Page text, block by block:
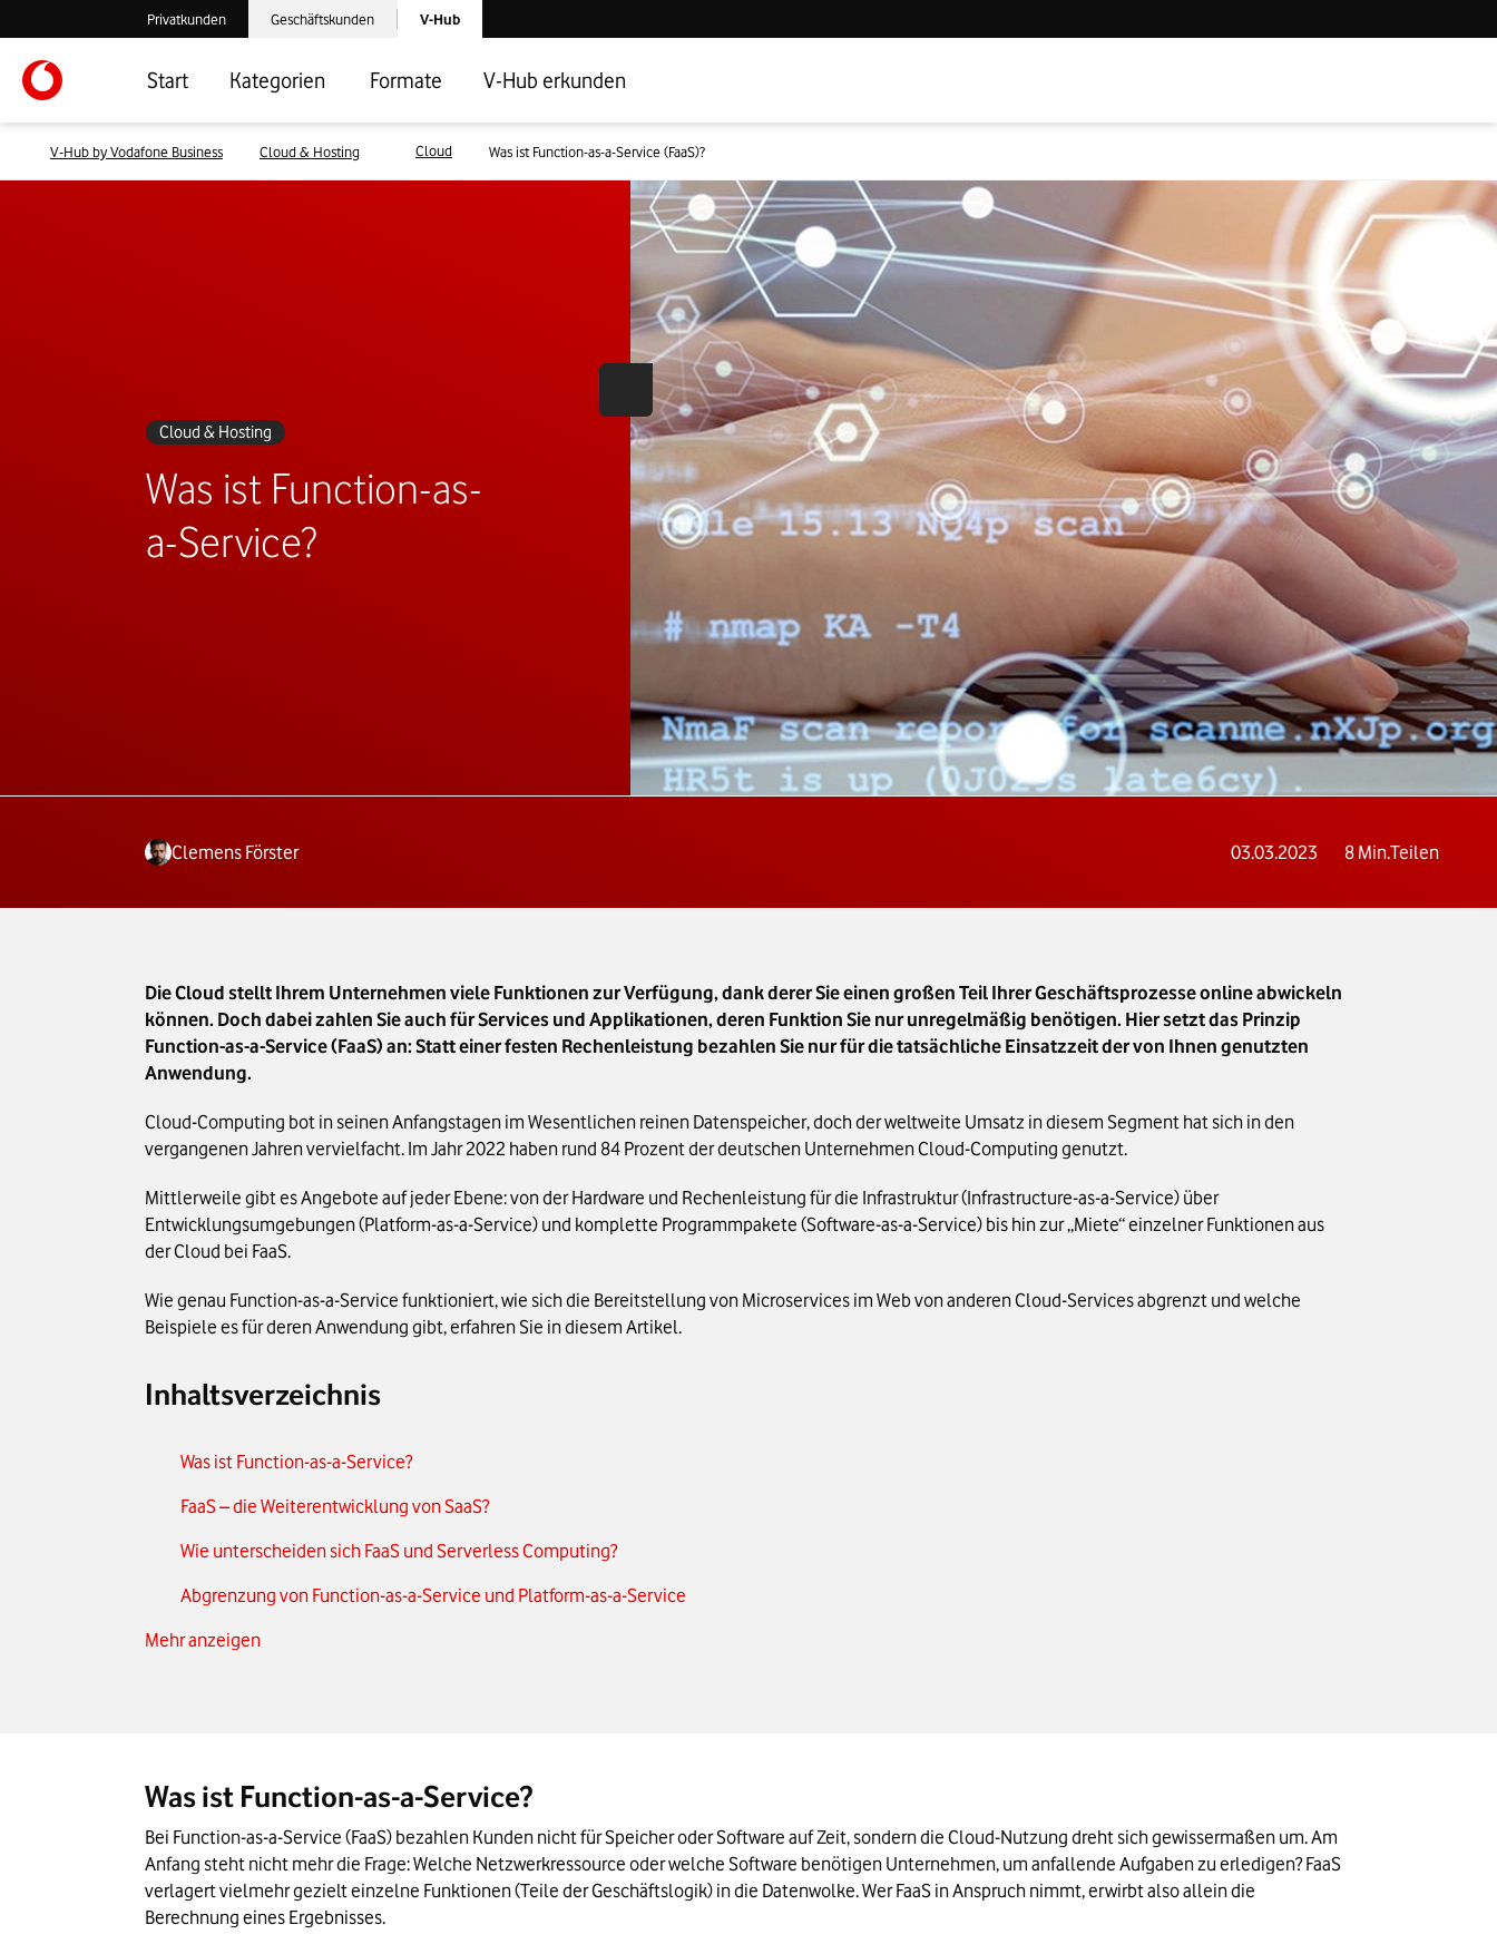
Verlassen der V-Hub Webseite: Zum Privatkundenbereich
Privatkunden Verlassen der V-Hub Webseite: Zum Geschäftskundenbereich
Geschäftskunden Laden der V-Hub Startseite
V-Hub
Start Kategorien Formate V-Hub erkunden
V-Hub by Vodafone Business Cloud & Hosting Cloud Was ist Function-as-a-Service (FaaS)?
Cloud & Hosting
Was ist Function-as-
a-Service?
Clemens Förster 03.03.2023 8Min.Teilen
Die Cloud stellt Ihrem Unternehmen viele Funktionen zur Verfügung, dank derer Sie einen großen Teil Ihrer Geschäftsprozesse online abwickeln
können. Doch dabei zahlen Sie auch für Services und Applikationen, deren Funktion Sie nur unregelmäßig benötigen. Hier setzt das Prinzip
Function-as-a-Service (FaaS) an: Statt einer festen Rechenleistung bezahlen Sie nur für die tatsächliche Einsatzzeit der von Ihnen genutzten
Anwendung.
Cloud-Computing bot in seinen Anfangstagen im Wesentlichen reinen Datenspeicher, doch der weltweite Umsatz in diesem Segment hat sich in den
vergangenen Jahren vervielfacht. Im Jahr 2022 haben rund 84 Prozent der deutschen Unternehmen Cloud-Computing genutzt.
Mittlerweile gibt es Angebote auf jeder Ebene: von der Hardware und Rechenleistung für die Infrastruktur (Infrastructure-as-a-Service) über
Entwicklungsumgebungen (Platform-as-a-Service) und komplette Programmpakete (Software-as-a-Service) bis hin zur „Miete“ einzelner Funktionen aus
der Cloud bei FaaS.
Wie genau Function-as-a-Service funktioniert, wie sich die Bereitstellung von Microservices im Web von anderen Cloud-Services abgrenzt und welche
Beispiele es für deren Anwendung gibt, erfahren Sie in diesem Artikel.
Inhaltsverzeichnis
Was ist Function-as-a-Service?
FaaS – die Weiterentwicklung von SaaS?
Wie unterscheiden sich FaaS und Serverless Computing?
Abgrenzung von Function-as-a-Service und Platform-as-a-Service
Die Vorteile von Function-as-a-Service
Mehr anzeigen
Was ist Function-as-a-Service?
Bei Function-as-a-Service (FaaS) bezahlen Kunden nicht für Speicher oder Software auf Zeit, sondern die Cloud-Nutzung dreht sich gewissermaßen um. Am
Anfang steht nicht mehr die Frage: Welche Netzwerkressource oder welche Software benötigen Unternehmen, um anfallende Aufgaben zu erledigen? FaaS
verlagert vielmehr gezielt einzelne Funktionen (Teile der Geschäftslogik) in die Datenwolke. Wer FaaS in Anspruch nimmt, erwirbt also allein die
Berechnung eines Ergebnisses.